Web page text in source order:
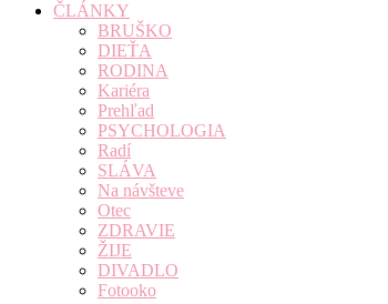
ČLÁNKY
BRUŠKO
DIEŤA
RODINA
Kariéra
Prehľad
PSYCHOLOGIA
Radí
SLÁVA
Na návšteve
Otec
ZDRAVIE
ŽIJE
DIVADLO
Fotooko